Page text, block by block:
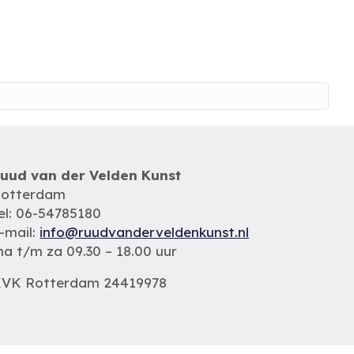
van der Velden Kunst
06-54785180
mail: info@ruudvanderveldenkunst.nl
t/m za 09.30 – 18.00 uur
Rotterdam 24419978